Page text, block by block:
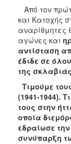
Από τον
και Κατοχής
αναρίθμητες
αγώνες και
αντίσταση
έδιδε σε
της
Τιμούμε
(1941-1944).
τους στην
οποία
εδραίωσε
συνύπαρξη